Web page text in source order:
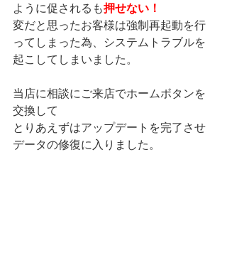
ように促されるも押せない！
変だと思ったお客様は強制再起動を行
ってしまった為、システムトラブルを
起こしてしまいました。
当店に相談にご来店でホームボタンを
交換して
とりあえずはアップデートを完了させ
データの修復に入りました。